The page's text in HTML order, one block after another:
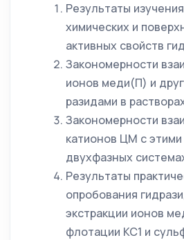
Результаты
химических и
активных свойств
Закономерности
ионов меди(П) и
разидами в
Закономерности
катионов ЦМ с этими
двухфазных
Результаты
опробования
экстракции ионов
флотации КС1 и